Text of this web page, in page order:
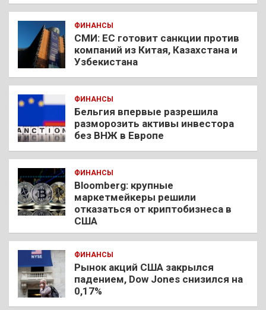
ФИНАНСЫ
СМИ: ЕС готовит санкции против
компаний из Китая, Казахстана и
Узбекистана
ФИНАНСЫ
Бельгия впервые разрешила
разморозить активы инвестора
без ВНЖ в Европе
ФИНАНСЫ
Bloomberg: крупные
маркетмейкеры решили
отказаться от криптобизнеса в
США
ФИНАНСЫ
Рынок акций США закрылся
падением, Dow Jones снизился на
0,17%